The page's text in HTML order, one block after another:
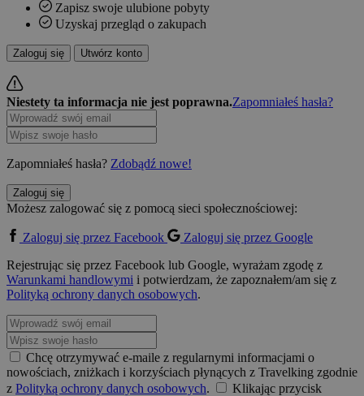
Zapisz swoje ulubione pobyty
Uzyskaj przegląd o zakupach
Zaloguj się Utwórz konto
Niestety ta informacja nie jest poprawna.Zapomniałeś hasła?
Zapomniałeś hasła? Zdobądź nowe!
Zaloguj się
Możesz zalogować się z pomocą sieci społecznościowej:
Zaloguj się przez Facebook
Zaloguj się przez Google
Rejestrując się przez Facebook lub Google, wyrażam zgodę z
Warunkami handlowymi i potwierdzam, że zapoznałem/am się z
Polityką ochrony danych osobowych.
Chcę otrzymywać e-maile z regularnymi informacjami o
nowościach, zniżkach i korzyściach płynących z Travelking zgodnie
z Polityką ochrony danych osobowych.
Klikając przycisk